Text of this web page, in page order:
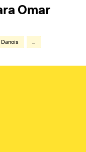
Omar
Danois ...